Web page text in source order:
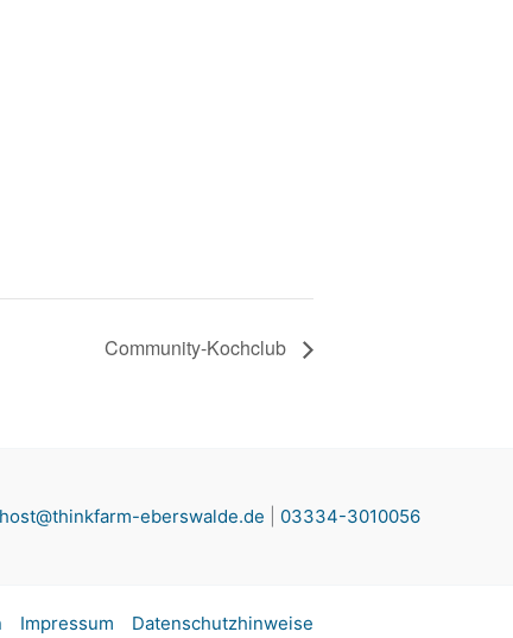
Community-Kochclub
host@thinkfarm-eberswalde.de 03334-3010056
Impressum Datenschutzhinweise